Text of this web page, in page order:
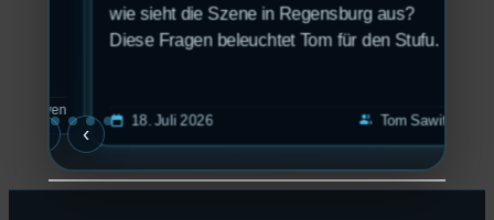
wie sieht die Szene in Regensburg aus?
Diese Fragen beleuchtet Tom für den Stufu.
calendar_today 18. Juli 2026 Tom Sawitzki
‹